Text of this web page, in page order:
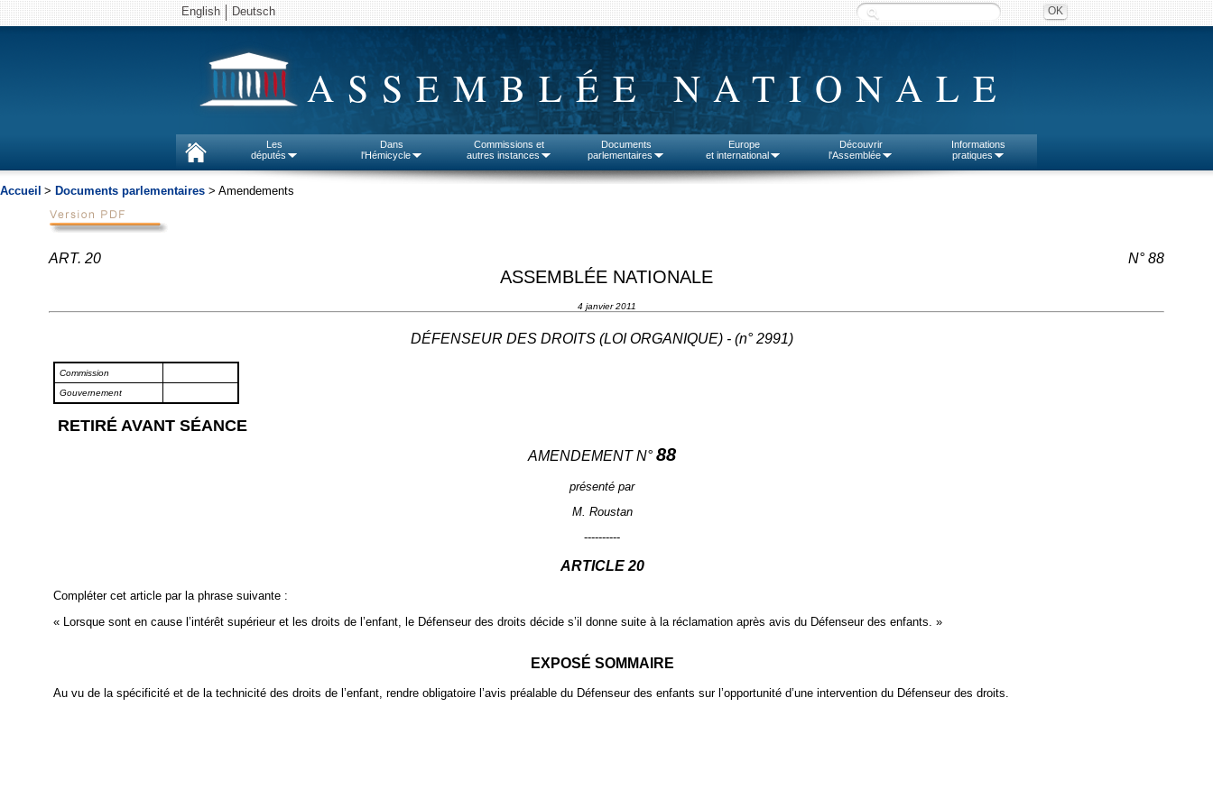
English Deutsch
ASSEMBLÉE NATIONALE
Les
députés
Dans
l'Hémicycle
Commissions et
autres instances
Documents
parlementaires
Europe
et international
Découvrir
l'Assemblée
Informations
pratiques
Accueil > Documents parlementaires > Amendements
ART. 20 N° 88
ASSEMBLÉE NATIONALE
4 janvier 2011
DÉFENSEUR DES DROITS (LOI ORGANIQUE) - (n° 2991)
Commission
Gouvernement
RETIRÉ AVANT SÉANCE
AMENDEMENT N° 88
présenté par
M. Roustan
----------
ARTICLE20
Compléter cet article par la phrase suivante :
« Lorsque sont en cause l’intérêt supérieur et les droits de l’enfant, le Défenseur des droits décide s’il donne suite à la réclamation après avis du Défenseur des enfants. »
EXPOSÉ SOMMAIRE
Au vu de la spécificité et de la technicité des droits de l’enfant, rendre obligatoire l’avis préalable du Défenseur des enfants sur l’opportunité d’une intervention du Défenseur des droits.